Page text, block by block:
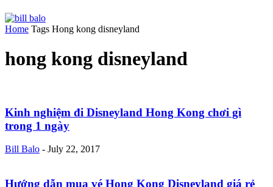
Home Tags Hong kong disneyland
hong kong disneyland
Kinh nghiệm đi Disneyland Hong Kong chơi gì
trong 1 ngày
Bill Balo - July 22, 2017
Hướng dẫn mua vé Hong Kong Disneyland giá rẻ